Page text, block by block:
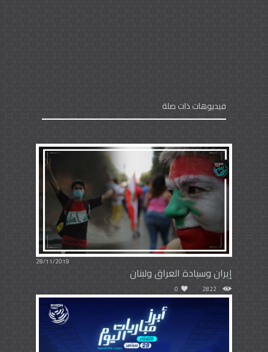
فيديوهات ذات صلة
28/11/2019
إيران وسيادة العراق ولبنان
2822
0